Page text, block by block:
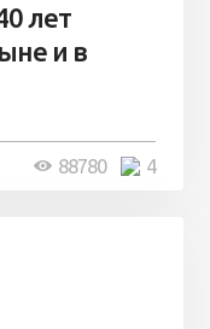
лет
и в
4
88780